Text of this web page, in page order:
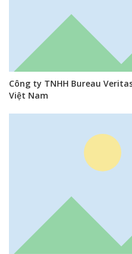
Công ty TNHH Bureau
Việt Nam